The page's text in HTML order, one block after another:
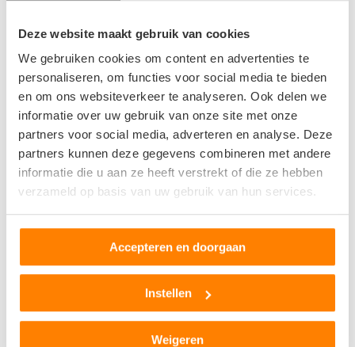
Deze website maakt gebruik van cookies
We gebruiken cookies om content en advertenties te
personaliseren, om functies voor social media te bieden
en om ons websiteverkeer te analyseren. Ook delen we
informatie over uw gebruik van onze site met onze
partners voor social media, adverteren en analyse. Deze
partners kunnen deze gegevens combineren met andere
informatie die u aan ze heeft verstrekt of die ze hebben
verzameld op basis van uw gebruik van hun services.
Accepteren en doorgaan
Instellen
Weigeren
Boven Leeuwen
Brummen
Culemborg
Dinxperlo
Doetinchem
Doornspijk
Druten
Duiven
Ede
Eibergen
Emst
Geesteren